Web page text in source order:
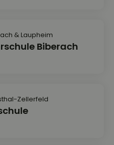
& Laupheim
Biberach
Zellerfeld